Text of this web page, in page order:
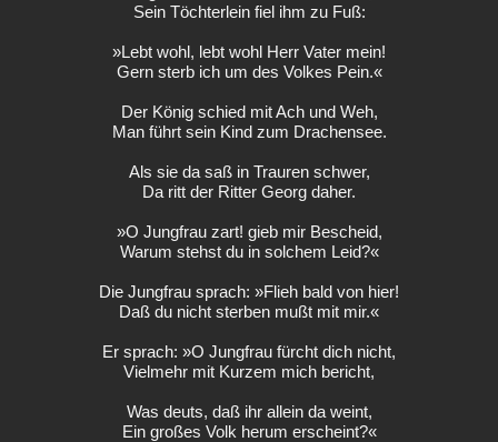
Sein Töchterlein fiel ihm zu Fuß:
»Lebt wohl, lebt wohl Herr Vater mein!
Gern sterb ich um des Volkes Pein.«
Der König schied mit Ach und Weh,
Man führt sein Kind zum Drachensee.
Als sie da saß in Trauren schwer,
Da ritt der Ritter Georg daher.
»O Jungfrau zart! gieb mir Bescheid,
Warum stehst du in solchem Leid?«
Die Jungfrau sprach: »Flieh bald von hier!
Daß du nicht sterben mußt mit mir.«
Er sprach: »O Jungfrau fürcht dich nicht,
Vielmehr mit Kurzem mich bericht,
Was deuts, daß ihr allein da weint,
Ein großes Volk herum erscheint?«